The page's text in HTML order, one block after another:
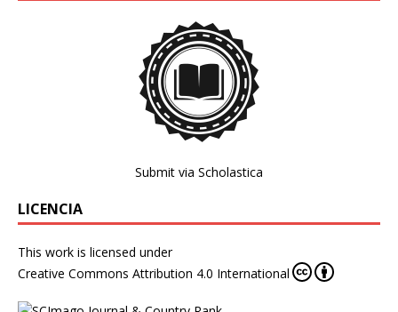
Submit via Scholastica
LICENCIA
This work is licensed under
Creative Commons Attribution 4.0 International